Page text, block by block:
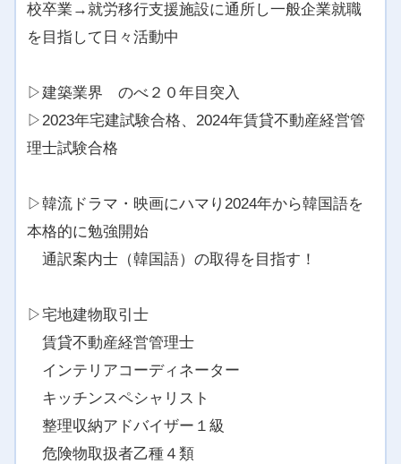
校卒業→就労移行支援施設に通所し一般企業就職
を目指して日々活動中
▷建築業界 のべ２０年目突入
▷2023年宅建試験合格、2024年賃貸不動産経営管
理士試験合格
▷韓流ドラマ・映画にハマり2024年から韓国語を
本格的に勉強開始
通訳案内士（韓国語）の取得を目指す！
▷宅地建物取引士
賃貸不動産経営管理士
インテリアコーディネーター
キッチンスペシャリスト
整理収納アドバイザー１級
危険物取扱者乙種４類